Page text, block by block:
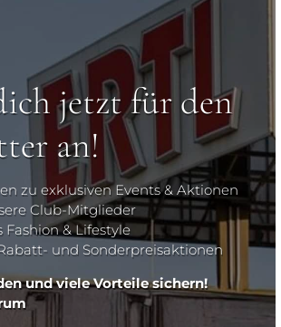
jetzt für den
an!
zu exklusiven Events & Aktionen
Club-Mitglieder
Fashion & Lifestyle
und Sonderpreisaktionen
und viele Vorteile sichern!